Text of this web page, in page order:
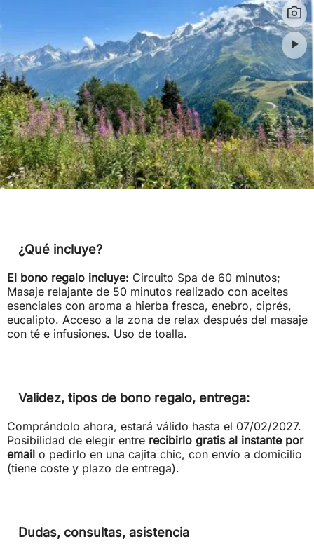
¿Qué incluye?
El bono regalo incluye: Circuito Spa de 60 minutos;
Masaje relajante de 50 minutos realizado con aceites
esenciales con aroma a hierba fresca, enebro, ciprés,
eucalipto. Acceso a la zona de relax después del masaje
con té e infusiones. Uso de toalla.
Validez, tipos de bono regalo, entrega:
Comprándolo ahora, estará válido hasta el 07/02/2027.
Posibilidad de elegir entre recibirlo gratis al instante por
emailo pedirlo en una cajita chic, con envío a domicilio
(tiene coste y plazo de entrega).
Dudas, consultas, asistencia